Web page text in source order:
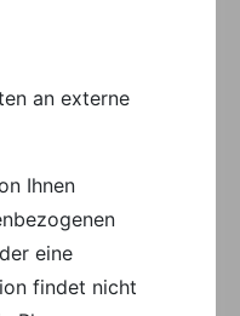
an externe
Ihnen
eine
findet nicht